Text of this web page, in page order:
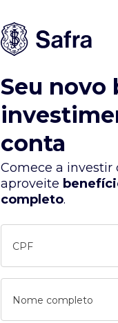
Seu novo
conta
Comece a investir
aproveite
completo.
CPF
Nome completo